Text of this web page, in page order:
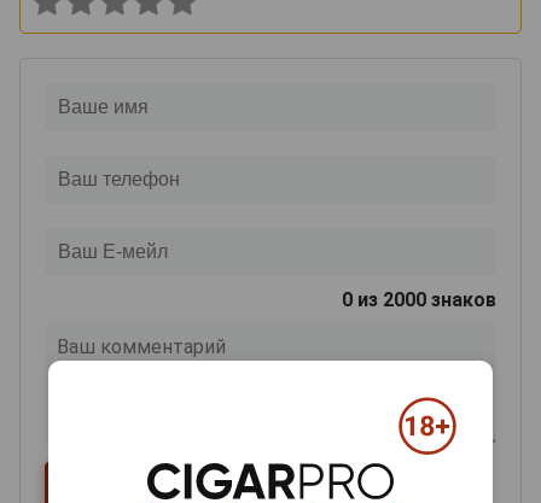
0 из 2000 знаков